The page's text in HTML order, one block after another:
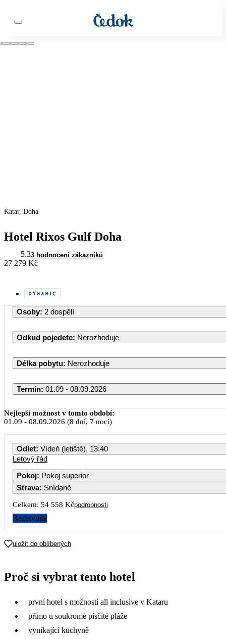
Katar, Doha
Hotel Rixos Gulf Doha
5.33 hodnocení zákazníků
27 279 Kč
Osoby: 2 dospělí
Odkud pojedete: Nerozhoduje
Délka pobytu: Nerozhoduje
Termín: 01.09 - 08.09.2026
Září 2026
PO ÚT ST ČT PÁ
27 279 27 279 28 779 28 779 26
27 379 28 789
Nejlepší možnost v tomto období:
01.09 - 08.09.2026 (8 dní, 7 nocí)
Odlet: Vídeň (letiště), 13:40
Letový řád
Pokoj: Pokoj superior
Strava: Snídaně
Celkem: 54 558 Kčpodrobnosti
Rezervujte
uložit do oblíbených
Proč si vybrat tento hotel
první hotel s možností all inclusive v Kataru
přímo u soukromé písčité pláže
vynikající kuchyně